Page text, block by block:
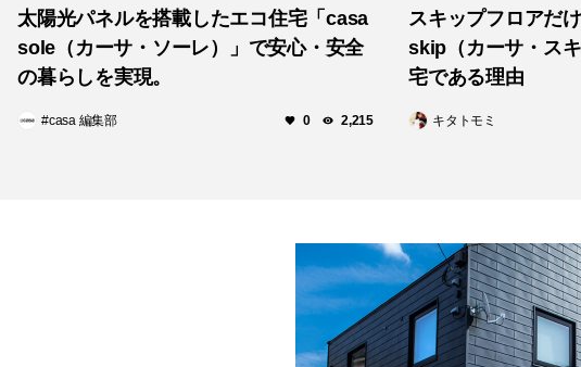
太陽光パネルを搭載したエコ住宅「casa
sole（カーサ・ソーレ）」で安心・安全
の暮らしを実現。
#casa 編集部 0 2,215
スキップフロアだ
skip（カーサ・ス
宅である理由
キタトモミ